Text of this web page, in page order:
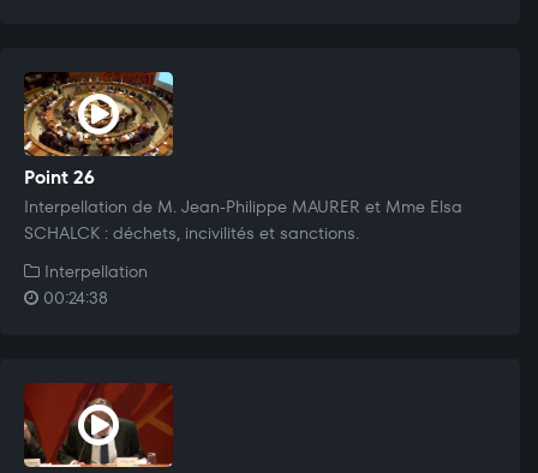
Point 26
Interpellation de M. Jean-Philippe MAURER et Mme Elsa
SCHALCK : déchets, incivilités et sanctions.
Interpellation
00:24:38